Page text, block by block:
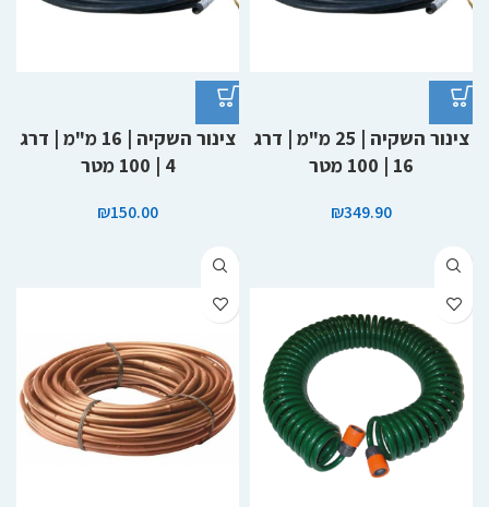
צינור השקיה | 25 מ"מ | דרג
16 | 100 מטר
₪349.90
צינור השקיה | 16 מ"מ | דרג
4 | 100 מטר
₪150.00